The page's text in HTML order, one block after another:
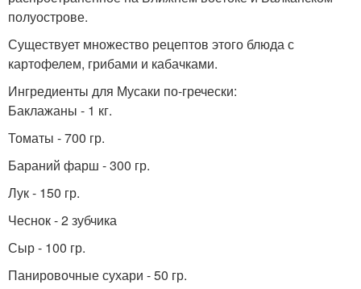
полуострове.
Существует множество рецептов этого блюда с
картофелем, грибами и кабачками.
Ингредиенты для Мусаки по-гречески:
Баклажаны - 1 кг.
Томаты - 700 гр.
Бараний фарш - 300 гр.
Лук - 150 гр.
Чеснок - 2 зубчика
Сыр - 100 гр.
Панировочные сухари - 50 гр.